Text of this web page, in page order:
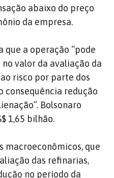
abaixo do preço
da empresa.
que a operação “pode
valor da avaliação da
risco por parte dos
consequência redução
Bolsonaro
1,65 bilhão.
macroeconômicos, que
das refinarias,
no período da